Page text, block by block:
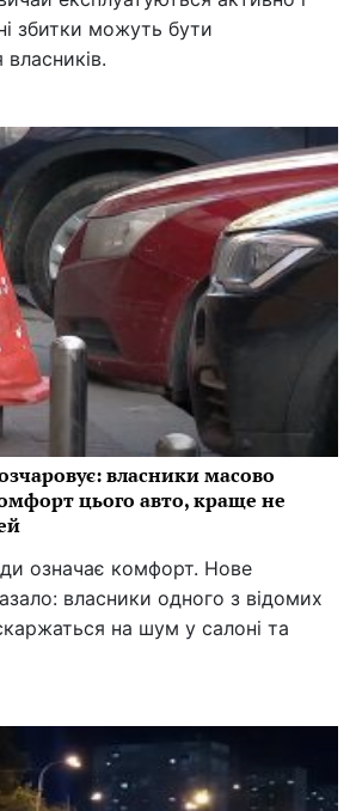
збитки можуть бути
власники масово
цього авто, краще не
означає комфорт. Нове
власники одного з відомих
на шум у салоні та